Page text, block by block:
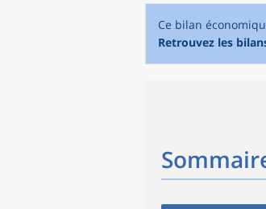
Ce bilan
Retrouvez les